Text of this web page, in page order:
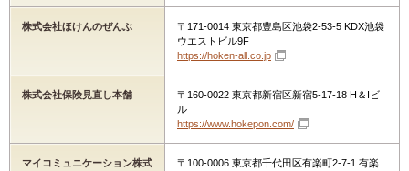
株式会社ほけんのぜんぶ
〒171-0014 東京都豊島区池袋2-53-5 KDX池袋
ウエストビル9F
https://hoken-all.co.jp
株式会社保険見直し本舗
〒160-0022 東京都新宿区新宿5-17-18 H＆Iビ
ル
https://www.hokepon.com/
マイコミュニケーション株式
〒100-0006 東京都千代田区有楽町2-7-1 有楽